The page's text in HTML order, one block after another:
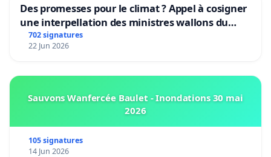
Des promesses pour le climat ? Appel à cosigner
une interpellation des ministres wallons du
climat et de l’environnement.
702 signatures
22 Jun 2026
Sauvons Wanfercée Baulet - Inondations 30 mai
2026
105 signatures
14 Jun 2026